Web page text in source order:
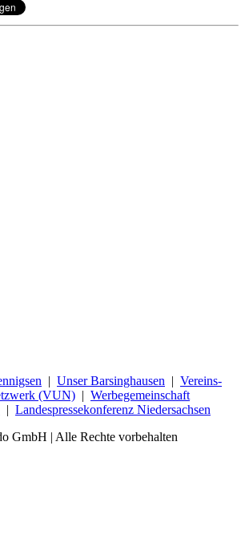
| Unser Barsinghausen | Vereins-
(VUN) | Werbegemeinschaft
| Landespressekonferenz Niedersachsen
GmbH | Alle Rechte vorbehalten